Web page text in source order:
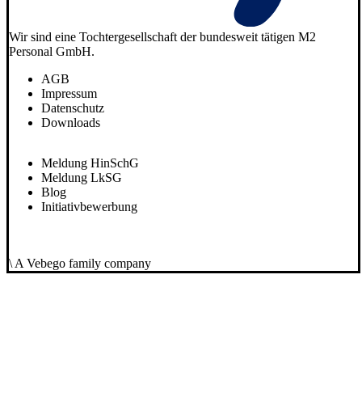
Wir sind eine Tochtergesellschaft der bundesweit tätigen M2
Personal GmbH.
AGB
Impressum
Datenschutz
Downloads
Meldung HinSchG
Meldung LkSG
Blog
Initiativbewerbung
\ A Vebego family company